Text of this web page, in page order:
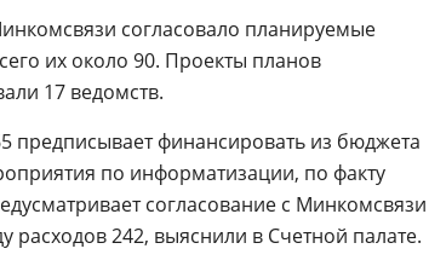
согласовало планируемые
их около 90. Проекты планов
17 ведомств.
предписывает финансировать из бюджета
по информатизации, по факту
согласование с Минкомсвязи
242, выяснили в Счетной палате.